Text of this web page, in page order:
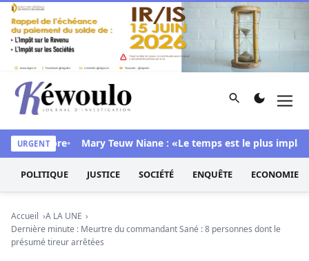
Aller au contenu
Kéwoulo, le premier site d'information et d'investigation
Rechercher
URGENT
chambre Mary Teuw Niane : «Le temps est le plus
POLITIQUE JUSTICE SOCIÉTÉ ENQUÊTE ECONOMIE
Accueil
A LA UNE
Dernière minute : Meurtre du commandant Sané : 8 personnes dont le
présumé tireur arrêtées